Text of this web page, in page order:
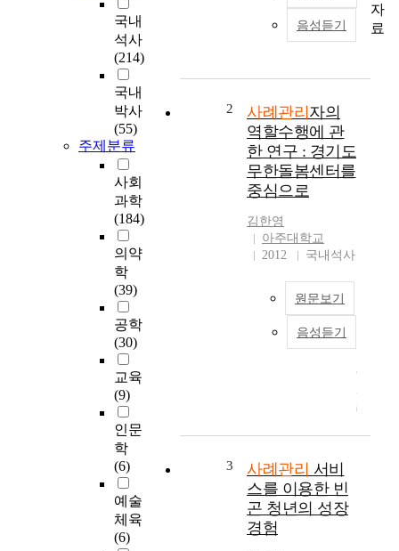
국내
석사
(214)
국내
박사
(55)
주제분류
사회
과학
(184)
의약
학
(39)
공학
(30)
교육
(9)
인문
학
(6)
예술
체육
(6)
음성듣기
2 사례관리 자의
역할수행에 관
한 연구 : 경기도
무한돌봄센터를
중심으로
김한영
아주대학교
2012
국내석사
원문보기
음성듣기
에
사
례
3 사례관리 서비
스를 이용한 빈
곤 청년의 성장
경험
자
료